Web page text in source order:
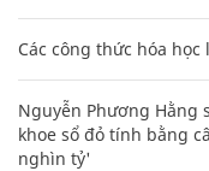
Các công thức hóa
Nguyễn Phương
khoe sổ đỏ tính bằng
nghìn tỷ'